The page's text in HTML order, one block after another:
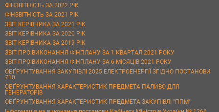
ФІНЗВІТНІСТЬ ЗА 2022 РІК
ФІНЗВІТНІСТЬ ЗА 2021 РІК
ЗВІТ КЕРІВНИКА ЗА 2021 РІК
ЗВІТ КЕРІВНИКА ЗА 2020 РІК
ЗВІТ КЕРІВНИКА ЗА 2019 РІК
ЗВІТ ПРО ВИКОНАННЯ ФІНПЛАНУ ЗА 1 КВАРТАЛ 2021 РОКУ
ЗВІТ ПРО ВИКОНАННЯ ФІНПЛАНУ ЗА 6 МІСЯЦІВ 2021 РОКУ
ОБҐРУНТУВАННЯ ЗАКУПІВЛІ 2025 ЕЛЕКТРОЕНЕРГІЇ ЗГІДНО ПОСТАНОВИ
710
ОБҐРУНТУВАННЯ ХАРАКТЕРИСТИК ПРЕДМЕТА ПАЛИВО ДЛЯ
ГЕНЕРАТОРІВ
ОБҐРУНТУВАННЯ ХАРАКТЕРИСТИК ПРЕДМЕТА ЗАКУПІВЛІ "ППМ"